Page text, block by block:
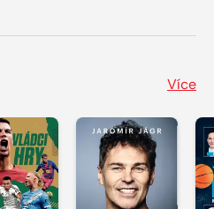
Více